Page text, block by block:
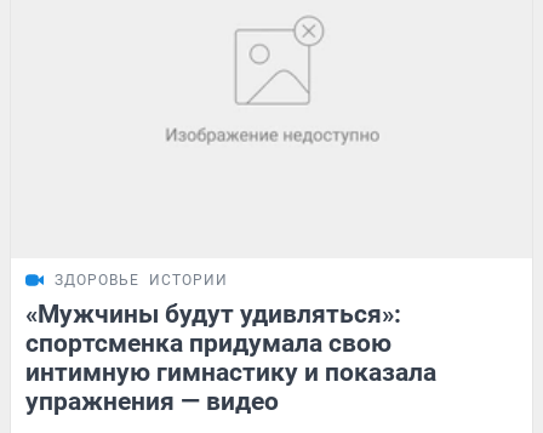
ЗДОРОВЬЕ ИСТОРИИ
«Мужчины будут удивляться»:
спортсменка придумала свою
интимную гимнастику и показала
упражнения — видео